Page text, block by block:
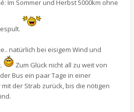
Im Sommer und Herbst 5000km ohne
natürlich bei eisigem Wind und
Zum Glück nicht all zu weit von
Bus ein paar Tage in einer
der Strab zurück, bis die nötigen